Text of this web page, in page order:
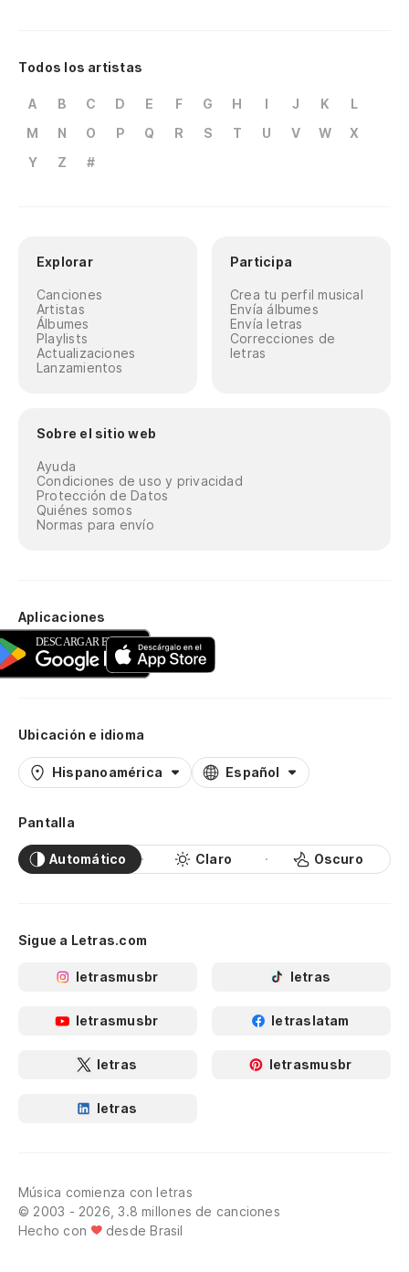
Todos los artistas
A B C D E F G H I J K
L
M
N O P Q R S T U V W
X
Y
Z #
Explorar
Canciones
Artistas
Álbumes
Playlists
Actualizaciones
Lanzamientos
Participa
Crea tu perfil musical
Envía álbumes
Envía letras
Correcciones de
letras
Sobre el sitio web
Ayuda
Condiciones de uso y privacidad
Protección de Datos
Quiénes somos
Normas para envío
Aplicaciones
Ubicación e idioma
Hispanoamérica Español
Pantalla
Automático Claro Oscuro
Sigue a Letras.com
letrasmusbr letras
letrasmusbr letraslatam
letras letrasmusbr
letras
Música comienza con letras
© 2003 - 2026, 3.8 millones de canciones
Hecho con
desde Brasil